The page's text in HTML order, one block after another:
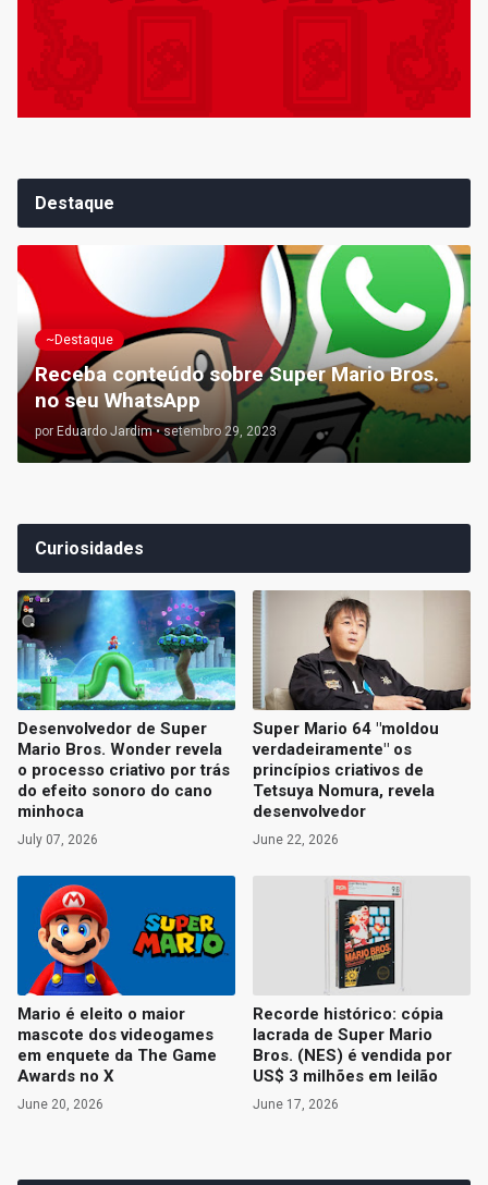
Destaque
~Destaque
Receba conteúdo sobre Super Mario Bros.
no seu WhatsApp
por Eduardo Jardim • setembro 29, 2023
Curiosidades
Desenvolvedor de Super
Mario Bros. Wonder revela
o processo criativo por trás
do efeito sonoro do cano
minhoca
July 07, 2026
Super Mario 64 "moldou
verdadeiramente" os
princípios criativos de
Tetsuya Nomura, revela
desenvolvedor
June 22, 2026
Mario é eleito o maior
mascote dos videogames
em enquete da The Game
Awards no X
June 20, 2026
Recorde histórico: cópia
lacrada de Super Mario
Bros. (NES) é vendida por
US$ 3 milhões em leilão
June 17, 2026